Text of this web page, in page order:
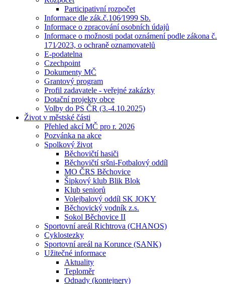
Participativní rozpočet
Informace dle zák.č.106⁄1999 Sb.
Informace o zpracování osobních údajů
Informace o možnosti podat oznámení podle zákona č.
171⁄2023, o ochraně oznamovatelů
E-podatelna
Czechpoint
Dokumenty MČ
Grantový program
Profil zadavatele - veřejné zakázky
Dotační projekty obce
Volby do PS ČR (3.-4.10.2025)
Život v městské části
Přehled akcí MČ pro r. 2026
Pozvánka na akce
Spolkový život
Běchovičtí hasiči
Běchovičtí sršni-Fotbalový oddíl
MO ČRS Běchovice
Šipkový klub Blik Blok
Klub seniorů
Volejbalový oddíl SK JOKY
Běchovický vodník z.s.
Sokol Běchovice II
Sportovní areál Richtrova (CHANOS)
Cyklostezky
Sportovní areál na Korunce (SANK)
Užitečné informace
Aktuality
Teploměr
Odpady (kontejnery)